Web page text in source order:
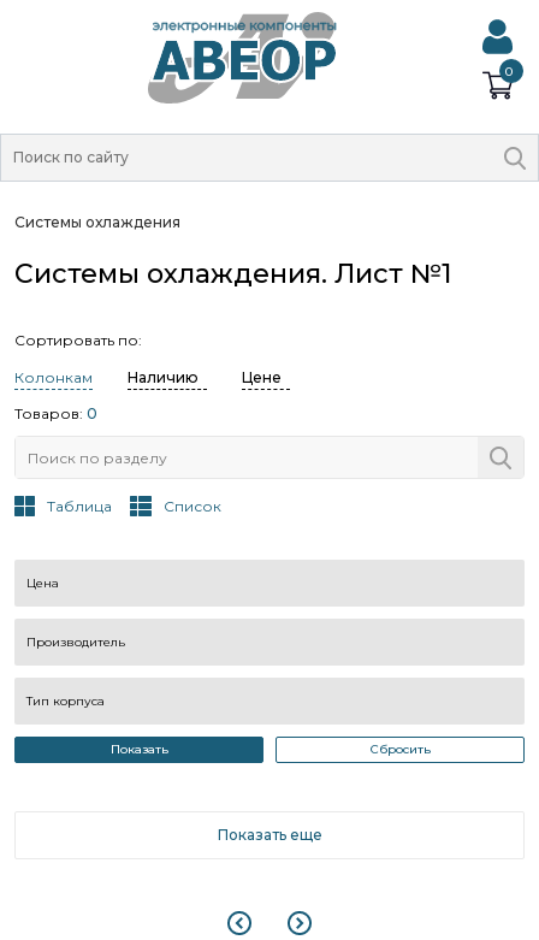
0
Системы охлаждения
Системы охлаждения. Лист №1
Сортировать по:
Колонкам Наличию
Цене
Товаров: 0
Таблица Список
Цена
Производитель
Тип корпуса
Показать Сбросить
Показать еще